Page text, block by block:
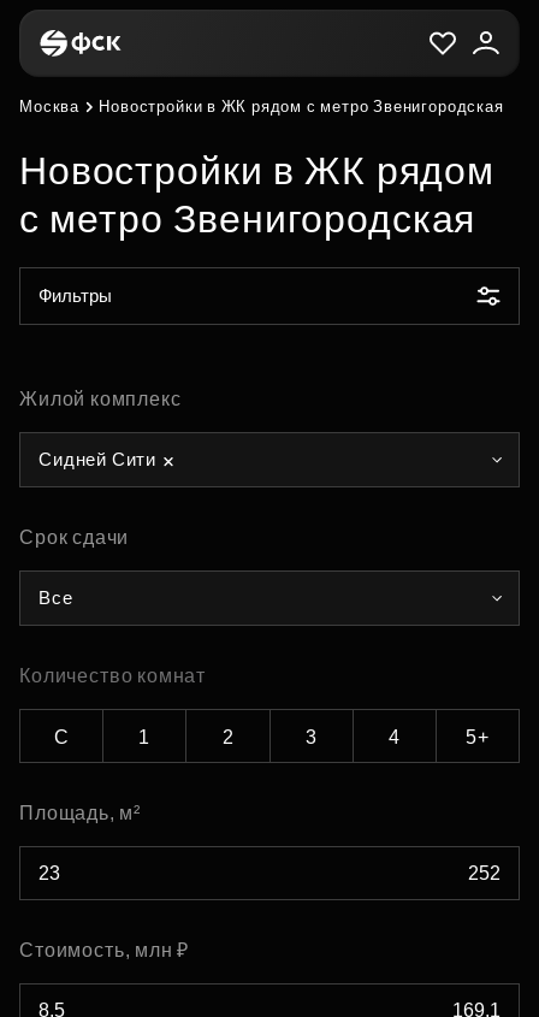
Москва Новостройки в ЖК рядом с метро Звенигородская
Новостройки в ЖК рядом
с метро Звенигородская
Фильтры
Жилой комплекс
Сидней Сити
Срок сдачи
Все
Количество комнат
С 1 2 3 4 5+
Площадь, м²
Стоимость, млн ₽